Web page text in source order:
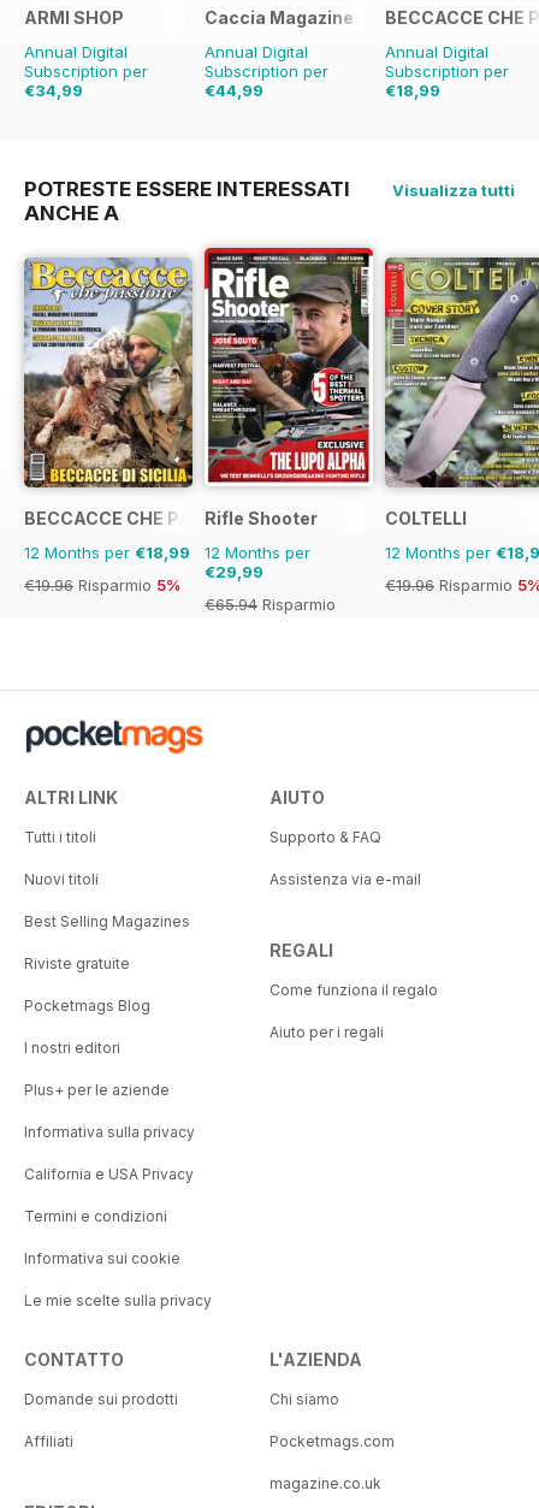
ARMI SHOP
Annual Digital
Subscription per
€34,99
Caccia Magazine
Annual Digital
Subscription per
€44,99
BECCACCE CHE
Annual Digital
Subscription per
€18,99
POTRESTE ESSERE INTERESSATI
ANCHE A
Visualizza tutti
BECCACCE CHE PASSIONE
12 Months per €18,99
€19.96 Risparmio 5%
Rifle Shooter
12 Months per
€29,99
€65.94 Risparmio
COLTELLI
12 Months per
€19.96 Risparmio
ALTRI LINK
Tutti i titoli
Nuovi titoli
Best Selling Magazines
Riviste gratuite
Pocketmags Blog
I nostri editori
Plus+ per le aziende
Informativa sulla privacy
California e USA Privacy
Termini e condizioni
Informativa sui cookie
Le mie scelte sulla privacy
AIUTO
Supporto & FAQ
Assistenza via e-mail
REGALI
Come funziona il regalo
Aiuto per i regali
CONTATTO
Domande sui prodotti
Affiliati
L'AZIENDA
Chi siamo
Pocketmags.com
magazine.co.uk